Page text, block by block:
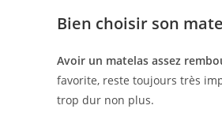
Bien choisir son
Avoir un matelas assez
favorite, reste toujours très
trop dur non plus.